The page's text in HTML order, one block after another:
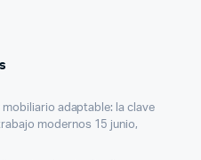
adaptable: la clave
modernos 15 junio,